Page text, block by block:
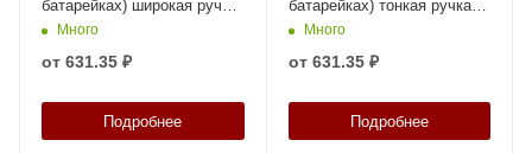
батарейках) широкая ручка,
оранжевый
Много
от 631.35 ₽
Подробнее
батарейках) тонкая ручка,
оранжевый
Много
от 631.35 ₽
Подробнее